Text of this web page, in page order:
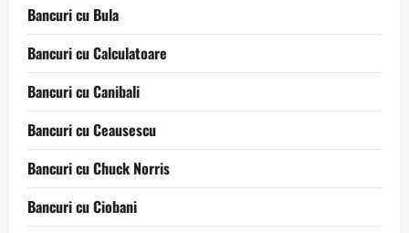
Bancuri cu Bula
Bancuri cu Calculatoare
Bancuri cu Canibali
Bancuri cu Ceausescu
Bancuri cu Chuck Norris
Bancuri cu Ciobani